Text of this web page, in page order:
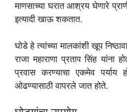
माणसाच्या घरात आश्रय घेणारे
इत्यादी खाऊ शकतात.
घोडे हे त्यांच्या मालकांशी खूप
राजा महाराणा प्रताप सिंह यांना
प्रवास करण्याचा एकमेव पर्याय
ओढण्यासाठी वापरले जात होते.